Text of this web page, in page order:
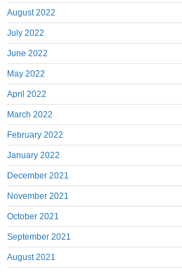
August 2022
July 2022
June 2022
May 2022
April 2022
March 2022
February 2022
January 2022
December 2021
November 2021
October 2021
September 2021
August 2021